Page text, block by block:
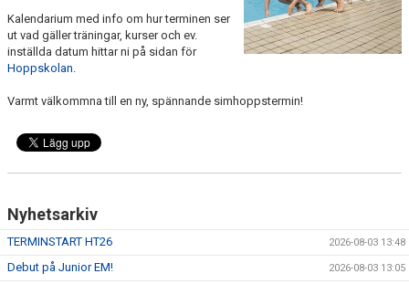
Kalendarium med info om hur terminen ser
ut vad gäller träningar, kurser och ev.
inställda datum hittar ni på sidan för
Hoppskolan.
Varmt välkommna till en ny, spännande simhoppstermin!
Nyhetsarkiv
TERMINSTART HT26 2026-08-03 13:48
Debut på Junior EM! 2026-08-03 13:05